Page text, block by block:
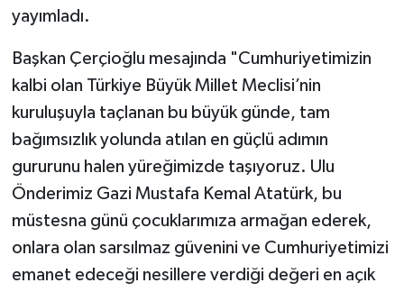
yayımladı.
Başkan Çerçioğlu mesajında "Cumhuriyetimizin
kalbi olan Türkiye Büyük Millet Meclisi’nin
kuruluşuyla taçlanan bu büyük günde, tam
bağımsızlık yolunda atılan en güçlü adımın
gururunu halen yüreğimizde taşıyoruz. Ulu
Önderimiz Gazi Mustafa Kemal Atatürk, bu
müstesna günü çocuklarımıza armağan ederek,
onlara olan sarsılmaz güvenini ve Cumhuriyetimizi
emanet edeceği nesillere verdiği değeri en açık